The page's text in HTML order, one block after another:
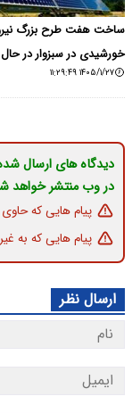
ساخت هفت طرح بزرگ
خورشیدی در سبزوار در
۱۴۰۵/۱/۲۷ ۱۱:۲۹:۴۹
دیدگاه های ارسال
در وب منتشر خواهد
پیام هایی که
پیام هایی که به
ارسال نظر